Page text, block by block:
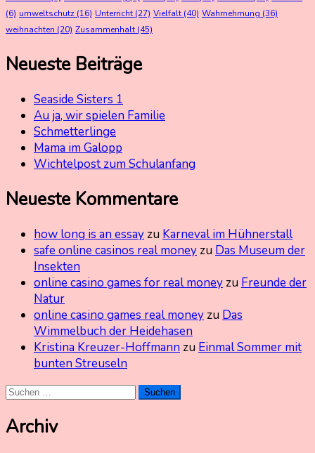
(6) umweltschutz (16) Unterricht (27) Vielfalt (40) Wahrnehmung (36)
weihnachten (20) Zusammenhalt (45)
Neueste Beiträge
Seaside Sisters 1
Au ja, wir spielen Familie
Schmetterlinge
Mama im Galopp
Wichtelpost zum Schulanfang
Neueste Kommentare
how long is an essayzu Karneval im Hühnerstall
safe online casinos real moneyzu Das Museum der
Insekten
online casino games for real moneyzu Freunde der
Natur
online casino games real moneyzu Das
Wimmelbuch der Heidehasen
Kristina Kreuzer-Hoffmannzu Einmal Sommer mit
bunten Streuseln
Suchen
Archiv